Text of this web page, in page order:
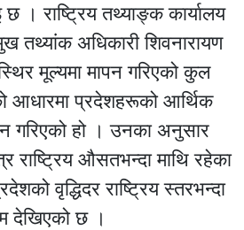
। राष्ट्रिय तथ्याङ्क कार्यालय
तथ्यांक अधिकारी शिवनारायण
मूल्यमा मापन गरिएको कुल
आधारमा प्रदेशहरूको आर्थिक
गरिएको हो । उनका अनुसार
राष्ट्रिय औसतभन्दा माथि रहेका
वृद्धिदर राष्ट्रिय स्तरभन्दा
देखिएको छ ।